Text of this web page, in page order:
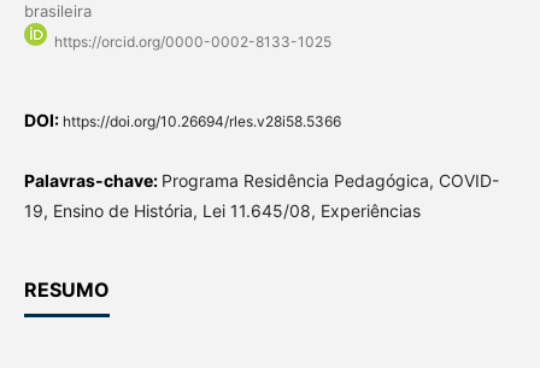
brasileira
https://orcid.org/0000-0002-8133-1025
DOI: https://doi.org/10.26694/rles.v28i58.5366
Palavras-chave: Programa Residência Pedagógica, COVID-
19, Ensino de História, Lei 11.645/08, Experiências
RESUMO